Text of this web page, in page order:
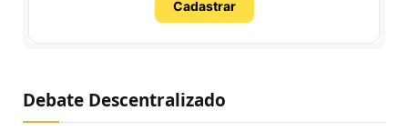
Cadastrar
Debate Descentralizado